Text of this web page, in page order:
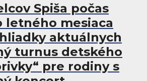
Spiša počas
letného mesiaca
aktuálnych
turnus detského
pre rodiny s